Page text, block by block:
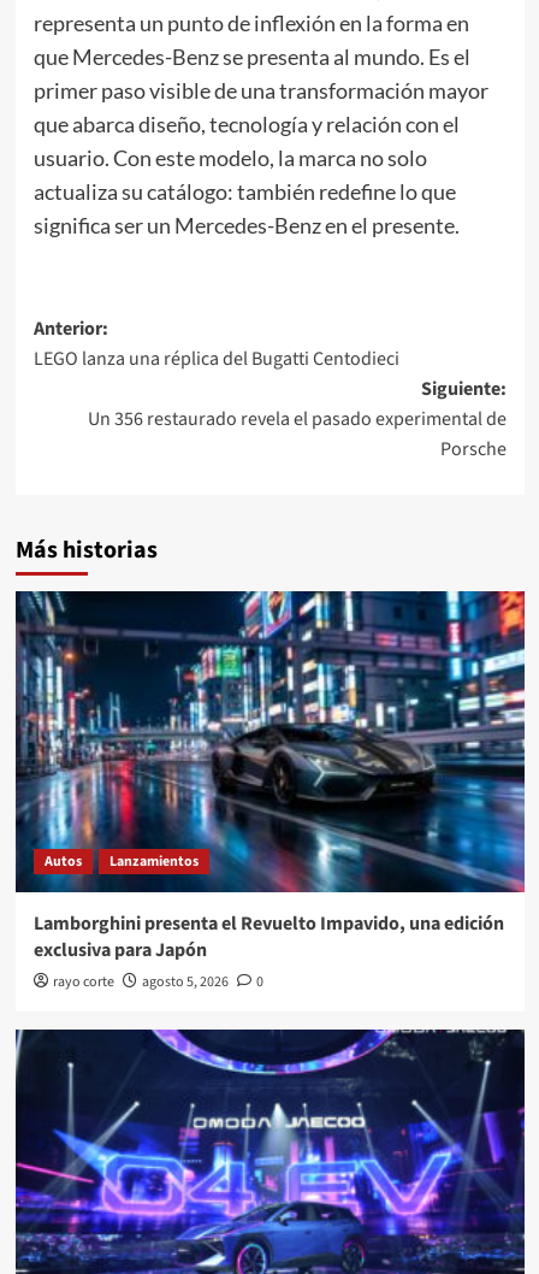
representa un punto de inflexión en la forma en
que Mercedes-Benz se presenta al mundo. Es el
primer paso visible de una transformación mayor
que abarca diseño, tecnología y relación con el
usuario. Con este modelo, la marca no solo
actualiza su catálogo: también redefine lo que
significa ser un Mercedes-Benz en el presente.
Navegación
de
entradas
Anterior:
LEGO lanza una réplica del Bugatti Centodieci
Siguiente:
Un 356 restaurado revela el pasado experimental de
Porsche
Más historias
Autos Lanzamientos
Lamborghini presenta el Revuelto Impavido, una edición
exclusiva para Japón
rayo corte agosto 5, 2026 0